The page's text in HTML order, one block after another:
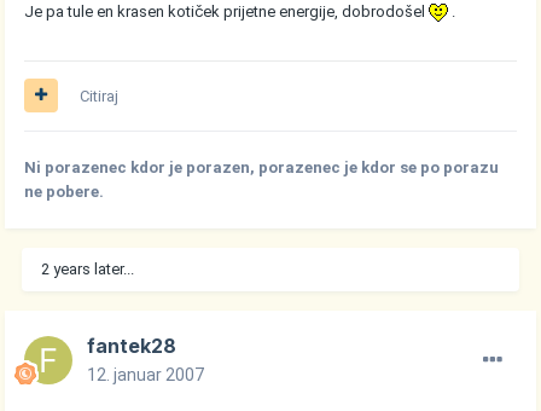
Je pa tule en krasen kotiček prijetne energije, dobrodošel
Citiraj
Ni porazenec kdor je porazen, porazenec je kdor se po porazu
ne pobere.
2 years later...
fantek28
12. januar 2007